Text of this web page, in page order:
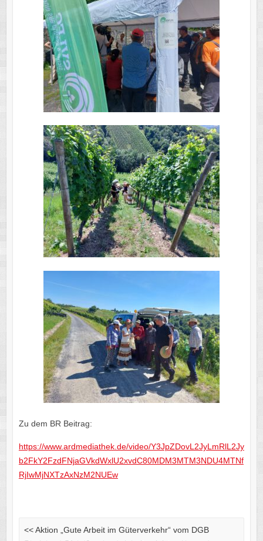
Zu dem BR Beitrag:
https://www.ardmediathek.de/video/Y3JpZDovL2JyLmRlL2Jy
b2FkY2FzdFNjaGVkdWxlU2xvdC80MDM3MTM3NDU4MTNf
RjIwMjNXTzAxNzM2NUEw
<<Aktion „Gute Arbeit im Güterverkehr“ vom DGB